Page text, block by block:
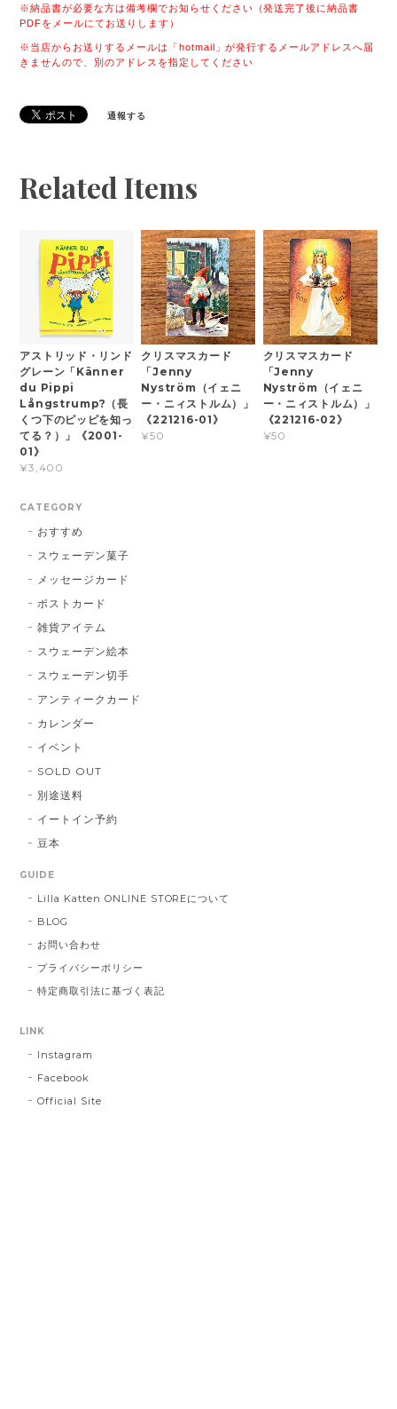
※納品書が必要な方は備考欄でお知らせください（発送完了後に納品書
PDFをメールにてお送りします）
※当店からお送りするメールは「hotmail」が発行するメールアドレスへ届
きませんので、別のアドレスを指定してください
通報する
Related Items
アストリッド・リンド
グレーン「Känner
du Pippi
Långstrump?（長
くつ下のピッピを知っ
てる？）」《2001-
01》
¥3,400
クリスマスカード
「Jenny
Nyström（イェニ
ー・ニィストルム）」
《221216-01》
¥50
クリスマスカード
「Jenny
Nyström（イェニ
ー・ニィストルム）」
《221216-02》
¥50
CATEGORY
おすすめ
スウェーデン菓子
メッセージカード
ポストカード
雑貨アイテム
スウェーデン絵本
スウェーデン切手
アンティークカード
カレンダー
イベント
SOLD OUT
別途送料
イートイン予約
豆本
GUIDE
Lilla Katten ONLINE STOREについて
BLOG
お問い合わせ
プライバシーポリシー
特定商取引法に基づく表記
LINK
Instagram
Facebook
Official Site